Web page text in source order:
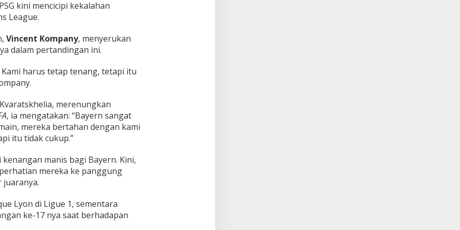
kini mencicipi kekalahan
League.
Vincent Kompany, menyerukan
dalam pertandingan ini.
harus tetap tenang, tetapi itu
merenungkan
, ia mengatakan: “Bayern sangat
mereka bertahan dengan kami
itu tidak cukup.”
manis bagi Bayern. Kini,
mereka ke panggung
Lyon di Ligue 1, sementara
ke-17 nya saat berhadapan